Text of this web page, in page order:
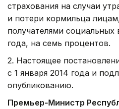
страхования на случаи
и потери кормильца
получателями социальных
года, на семь процентов.
2. Настоящее
с 1 января 2014 года и
опубликованию.
Премьер-Министр